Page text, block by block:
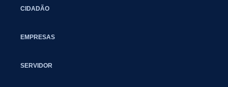
CIDADÃO
EMPRESAS
SERVIDOR